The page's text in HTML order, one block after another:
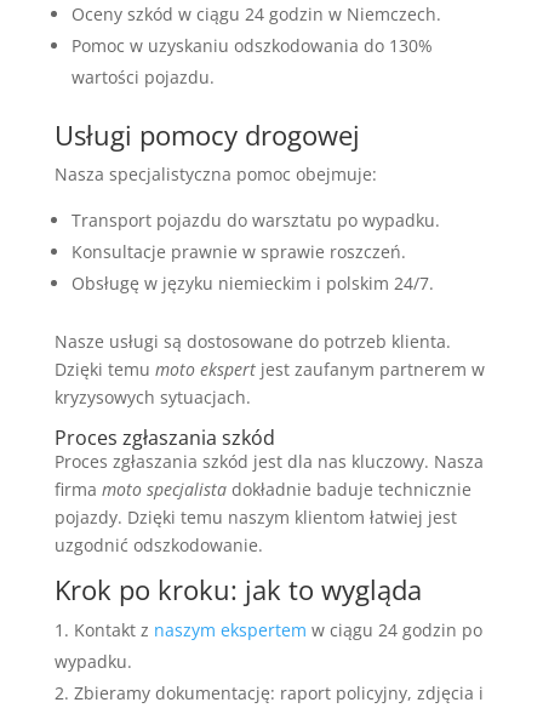
Oceny szkód w ciągu 24 godzin w Niemczech.
Pomoc w uzyskaniu odszkodowania do 130%
wartości pojazdu.
Usługi pomocy drogowej
Nasza specjalistyczna pomoc obejmuje:
Transport pojazdu do warsztatu po wypadku.
Konsultacje prawnie w sprawie roszczeń.
Obsługę w języku niemieckim i polskim 24/7.
Nasze usługi są dostosowane do potrzeb klienta.
Dzięki temu moto ekspertjest zaufanym partnerem w
kryzysowych sytuacjach.
Proces zgłaszania szkód
Proces zgłaszania szkód jest dla nas kluczowy. Nasza
firma moto specjalistadokładnie baduje technicznie
pojazdy. Dzięki temu naszym klientom łatwiej jest
uzgodnić odszkodowanie.
Krok po kroku: jak to wygląda
Kontakt z naszym ekspertem w ciągu 24 godzin po
wypadku.
Zbieramy dokumentację: raport policyjny, zdjęcia i